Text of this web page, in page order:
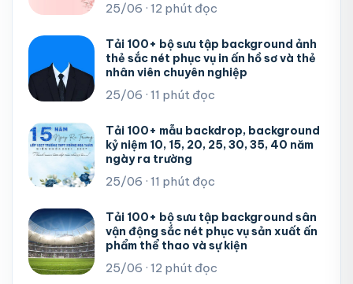
25/06 · 12 phút đọc
Tải 100+ bộ sưu tập background ảnh
thẻ sắc nét phục vụ in ấn hồ sơ và thẻ
nhân viên chuyên nghiệp
25/06 · 11 phút đọc
Tải 100+ mẫu backdrop, background
kỷ niệm 10, 15, 20, 25, 30, 35, 40 năm
ngày ra trường
25/06 · 11 phút đọc
Tải 100+ bộ sưu tập background sân
vận động sắc nét phục vụ sản xuất ấn
phẩm thể thao và sự kiện
25/06 · 12 phút đọc